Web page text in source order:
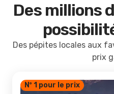
Des millions
Des pépites locales aux
prix
Nº 1 pour le prix